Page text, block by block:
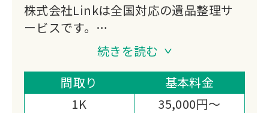
株式会社Linkは全国対応の遺品整理サ
ービスです。
遺品整理・生前整理・特殊清掃・ゴミ屋
敷片付け・不用品回収など幅広く対応。
遺品整理士在籍で買取も同時に行い、業
界最安値に挑戦中です。
続きを読む
間取り
基本料金
1K
35,000円～